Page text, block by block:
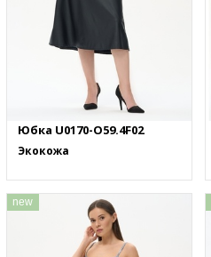
Юбка U0170-O59.4F02
Экокожа
new